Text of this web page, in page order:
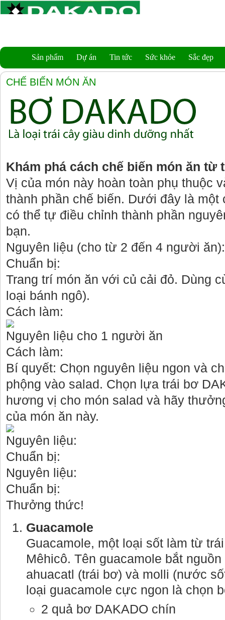
Sản phẩm Dự án Tin tức Sức khỏe Sắc đẹp
CHẾ BIẾN MÓN ĂN
Khám phá cách chế biến món ăn từ
Vị của món này hoàn toàn phụ thuộc
thành phần chế biến. Dưới đây là một
có thể tự điều chỉnh thành phần
bạn.
Nguyên liệu (cho từ 2 đến 4 người ăn):
Chuẩn bị:
Trang trí món ăn với củ cải đỏ. Dùng
loại bánh ngô).
Cách làm:
Nguyên liệu cho 1 người ăn
Cách làm:
Bí quyết: Chọn nguyên liệu ngon và
phộng vào salad. Chọn lựa trái bơ
hương vị cho món salad và hãy
của món ăn này.
Nguyên liệu:
Chuẩn bị:
Nguyên liệu:
Chuẩn bị:
Thưởng thức!
Guacamole
Guacamole, một loại sốt làm từ
Mêhicô. Tên guacamole bắt
ahuacatl (trái bơ) và molli (nước
loại guacamole cực ngon là chọn
2 quả bơ DAKADO chín